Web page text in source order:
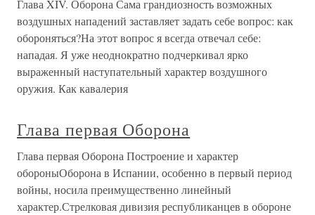
Глава XIV. Оборона Сама грандиозность возможных
воздушных нападений заставляет задать себе вопрос: как
обороняться?На этот вопрос я всегда отвечал себе:
нападая. Я уже неоднократно подчеркивал ярко
выраженный наступательный характер воздушного
оружия. Как кавалерия
Глава первая Оборона
Глава первая Оборона Построение и характер
обороныОборона в Испании, особенно в первый период
войны, носила преимущественно линейный
характер.Стрелковая дивизия республиканцев в обороне